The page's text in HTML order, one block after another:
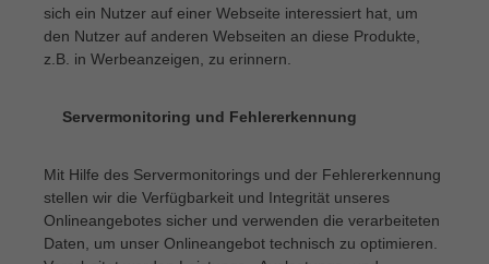
sich ein Nutzer auf einer Webseite interessiert hat, um
den Nutzer auf anderen Webseiten an diese Produkte,
z.B. in Werbeanzeigen, zu erinnern.
Servermonitoring und Fehlererkennung
Mit Hilfe des Servermonitorings und der Fehlererkennung
stellen wir die Verfügbarkeit und Integrität unseres
Onlineangebotes sicher und verwenden die verarbeiteten
Daten, um unser Onlineangebot technisch zu optimieren.